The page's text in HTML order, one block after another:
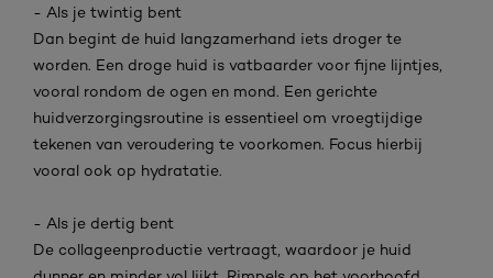
- Als je twintig bent
Dan begint de huid langzamerhand iets droger te
worden. Een droge huid is vatbaarder voor fijne lijntjes,
vooral rondom de ogen en mond. Een gerichte
huidverzorgingsroutine is essentieel om vroegtijdige
tekenen van veroudering te voorkomen. Focus hierbij
vooral ook op hydratatie.
- Als je dertig bent
De collageenproductie vertraagt, waardoor je huid